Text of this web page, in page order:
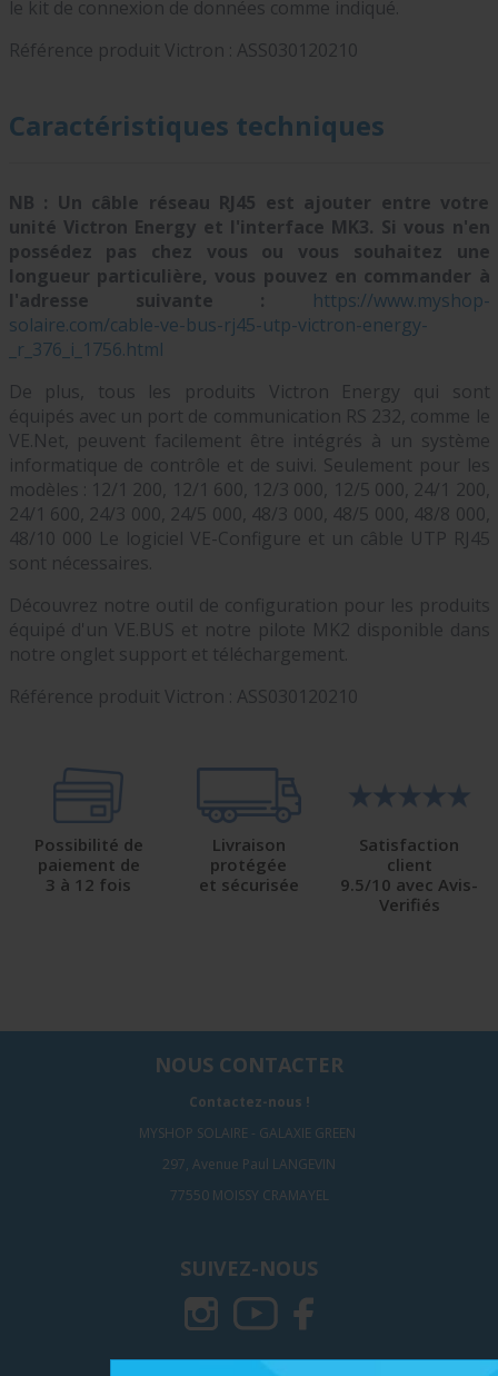
le kit de connexion de données comme indiqué.
Référence produit Victron : ASS030120210
Caractéristiques techniques
NB : Un câble réseau RJ45 est ajouter entre votre
unité Victron Energy et l'interface MK3. Si vous n'en
possédez pas chez vous ou vous souhaitez une
longueur particulière, vous pouvez en commander à
l'adresse suivante :
https://www.myshop-
solaire.com/cable-ve-bus-rj45-utp-victron-energy-
_r_376_i_1756.html
De plus, tous les produits Victron Energy qui sont
équipés avec un port de communication RS 232, comme le
VE.Net, peuvent facilement être intégrés à un système
informatique de contrôle et de suivi. Seulement pour les
modèles : 12/1 200, 12/1 600, 12/3 000, 12/5 000, 24/1 200,
24/1 600, 24/3 000, 24/5 000, 48/3 000, 48/5 000, 48/8 000,
48/10 000 Le logiciel VE-Configure et un câble UTP RJ45
sont nécessaires.
Découvrez notre outil de configuration pour les produits
équipé d'un VE.BUS et notre pilote MK2 disponible dans
notre onglet support et téléchargement.
Référence produit Victron : ASS030120210
Possibilité de
paiement de
3 à 12 fois
Livraison
protégée
et sécurisée
Satisfaction
client
9.5/10 avec Avis-
Verifiés
NOUS CONTACTER
Contactez-nous !
MYSHOP SOLAIRE - GALAXIE GREEN
297, Avenue Paul LANGEVIN
77550 MOISSY CRAMAYEL
SUIVEZ-NOUS